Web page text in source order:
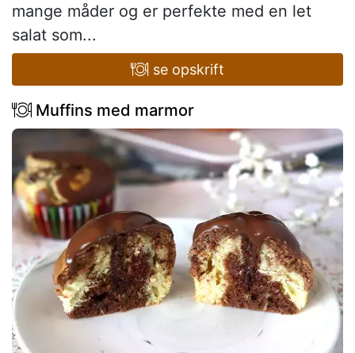
mange måder og er perfekte med en let
salat som...
se opskrift
Muffins med marmor